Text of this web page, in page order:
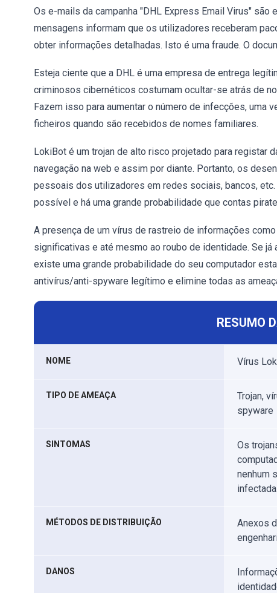
Os e-mails da campanha "DHL Express Email Virus"
mensagens informam que os utilizadores receberam
obter informações detalhadas. Isto é uma fraude. O
Esteja ciente que a DHL é uma empresa de entrega
criminosos cibernéticos costumam ocultar-se atrás de
Fazem isso para aumentar o número de infecções,
ficheiros quando são recebidos de nomes familiares.
LokiBot é um trojan de alto risco projetado para
navegação na web e assim por diante. Portanto, os
pessoais dos utilizadores em redes sociais, bancos,
possível e há uma grande probabilidade que contas
A presença de um vírus de rastreio de informações
significativas e até mesmo ao roubo de identidade. Se
existe uma grande probabilidade do seu computador
antivírus/anti-spyware legítimo e elimine todas as
RESUMO
NOME Vírus
TIPO DE AMEAÇA
Trojan,
spyware
SINTOMAS
Os
nenhum
infectada.
MÉTODOS DE DISTRIBUIÇÃO
Anexos
DANOS